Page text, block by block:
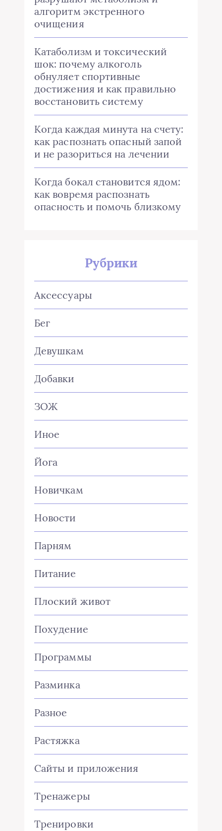
алгоритм экстренного
очищения
Катаболизм и токсический
шок: почему алкоголь
обнуляет спортивные
достижения и как правильно
восстановить систему
Когда каждая минута на счету:
как распознать опасный запой
и не разориться на лечении
Когда бокал становится ядом:
как вовремя распознать
опасность и помочь близкому
Рубрики
Аксессуары
Бег
Девушкам
Добавки
ЗОЖ
Иное
Йога
Новичкам
Новости
Парням
Питание
Плоский живот
Похудение
Программы
Разминка
Разное
Растяжка
Сайты и приложения
Тренажеры
Тренировки